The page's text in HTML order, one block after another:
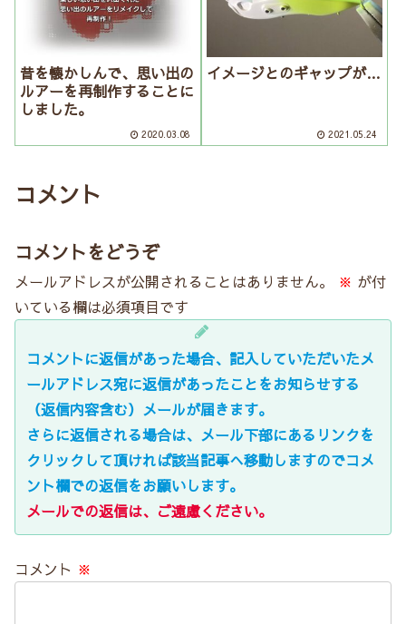
昔を懐かしんで、思い出の
ルアーを再制作することに
しました。
2020.03.08
イメージとのギャップが…
2021.05.24
コメント
コメントをどうぞ
メールアドレスが公開されることはありません。 ※ が付
いている欄は必須項目です
コメントに返信があった場合、記入していただいたメ
ールアドレス宛に返信があったことをお知らせする
（返信内容含む）メールが届きます。
さらに返信される場合は、メール下部にあるリンクを
クリックして頂ければ該当記事へ移動しますのでコメ
ント欄での返信をお願いします。
メールでの返信は、ご遠慮ください。
コメント ※